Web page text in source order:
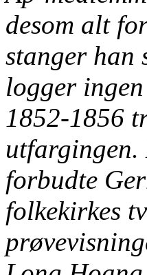
desom alt
stanger han
logger
1852-1856
utfargingen.
forbudte
folkekirkes